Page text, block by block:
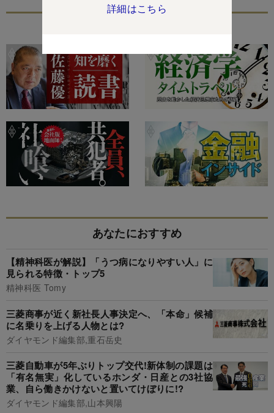
詳細はこちら
あなたにおすすめ
【精神科医が解説】「うつ病になりやすい人」に
見られる特徴・トップ5
精神科医 Tomy
三菱商事が近く新社長人事決定へ、「本命」候補
に名乗りを上げる人物とは?
ダイヤモンド編集部,重石岳史
三菱自動車が5年ぶりトップ交代!新体制の課題は
「有名無実」化しているホンダ・日産との3社協
業、自ら働きかけないと置いてけぼりに!?
ダイヤモンド編集部,山本興陽